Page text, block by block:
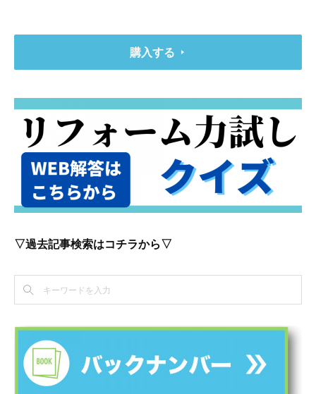
購入する
▽過去記事検索はコチラから▽